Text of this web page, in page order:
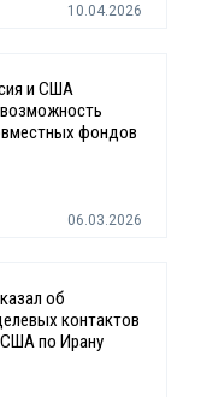
10.04.2026
и США
фондов
06.03.2026
об
контактов
по Ирану